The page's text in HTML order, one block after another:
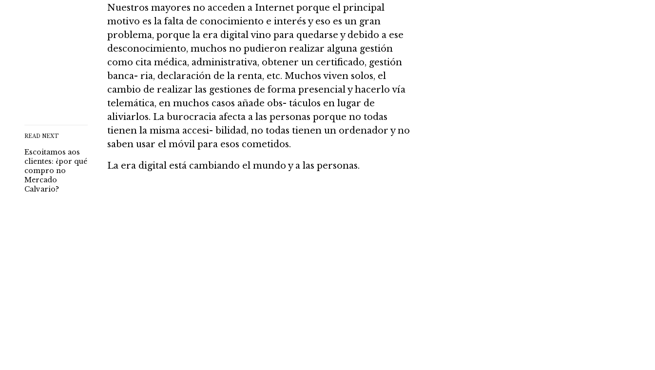
9 JUNIO 2023
O Concello atende aos
maiores e persoas
vulnerables
9 JUNIO 2023
A Vía Verde de Vigo xa é
un sendeiro con
distintivo
medioambiental
9 JUNIO 2023
READ NEXT
Escoitamos aos
clientes: ¿por qué
compro no
Mercado
Calvario?
Nuestros mayores no acceden a Internet porque el principal
motivo es la falta de conocimiento e interés y eso es un gran
problema, porque la era digital vino para quedarse y debido a ese
desconocimiento, muchos no pudieron realizar alguna gestión
como cita médica, administrativa, obtener un certificado, gestión
banca- ria, declaración de la renta, etc. Muchos viven solos, el
cambio de realizar las gestiones de forma presencial y hacerlo vía
telemática, en muchos casos añade obs- táculos en lugar de
aliviarlos. La burocracia afecta a las personas porque no todas
tienen la misma accesi- bilidad, no todas tienen un ordenador y no
saben usar el móvil para esos cometidos.
La era digital está cambiando el mundo y a las personas.